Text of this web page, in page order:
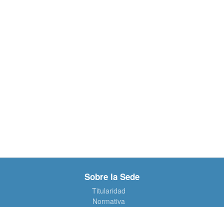
Sobre la Sede
Titularidad
Normativa